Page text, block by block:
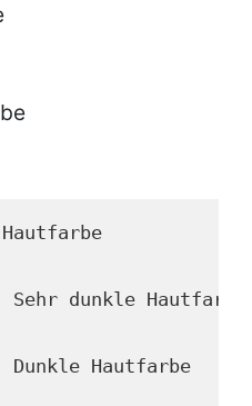
Sehr dunkle Hautfarbe
Dunkle Hautfarbe